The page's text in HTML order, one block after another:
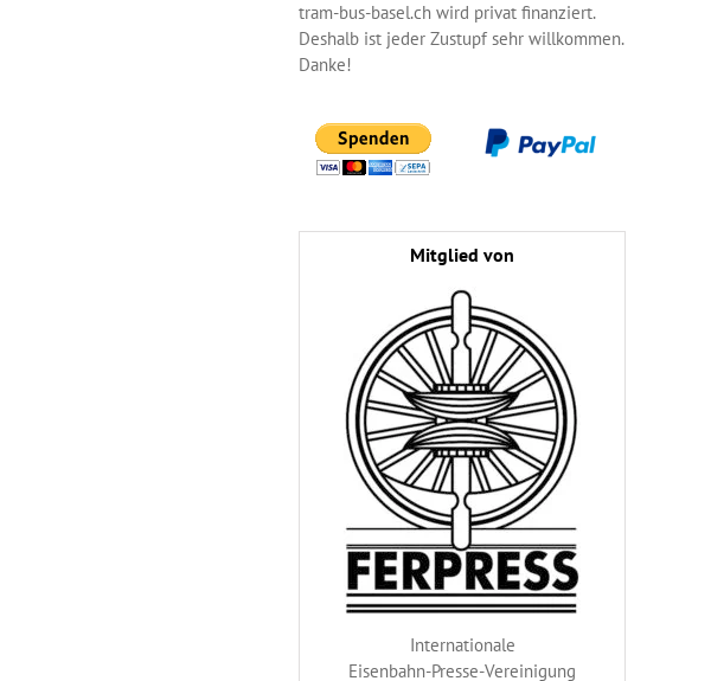
tram-bus-basel.ch wird privat finanziert.
Deshalb ist jeder Zustupf sehr willkommen.
Danke!
Mitglied von
Internationale
Eisenbahn-Presse-Vereinigung